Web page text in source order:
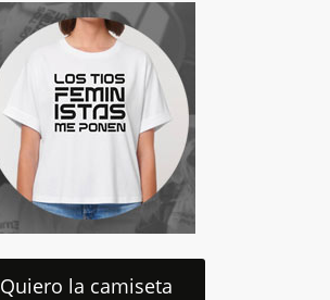
Quiero la camiseta